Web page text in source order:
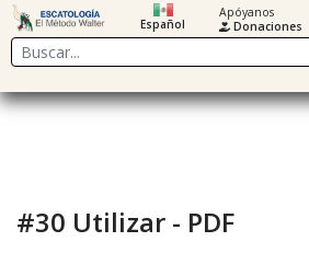
Español
Apóyanos
Donaciones
Buscar
#30 Utilizar - PDF